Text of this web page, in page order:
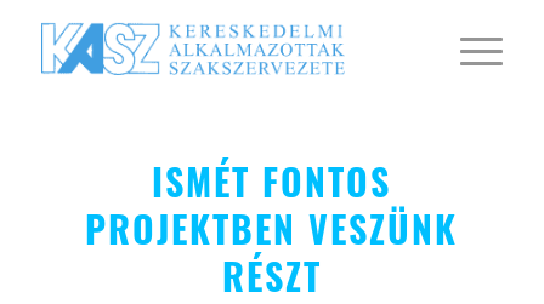
ISMÉT FONTOS
PROJEKTBEN VESZÜNK
RÉSZT